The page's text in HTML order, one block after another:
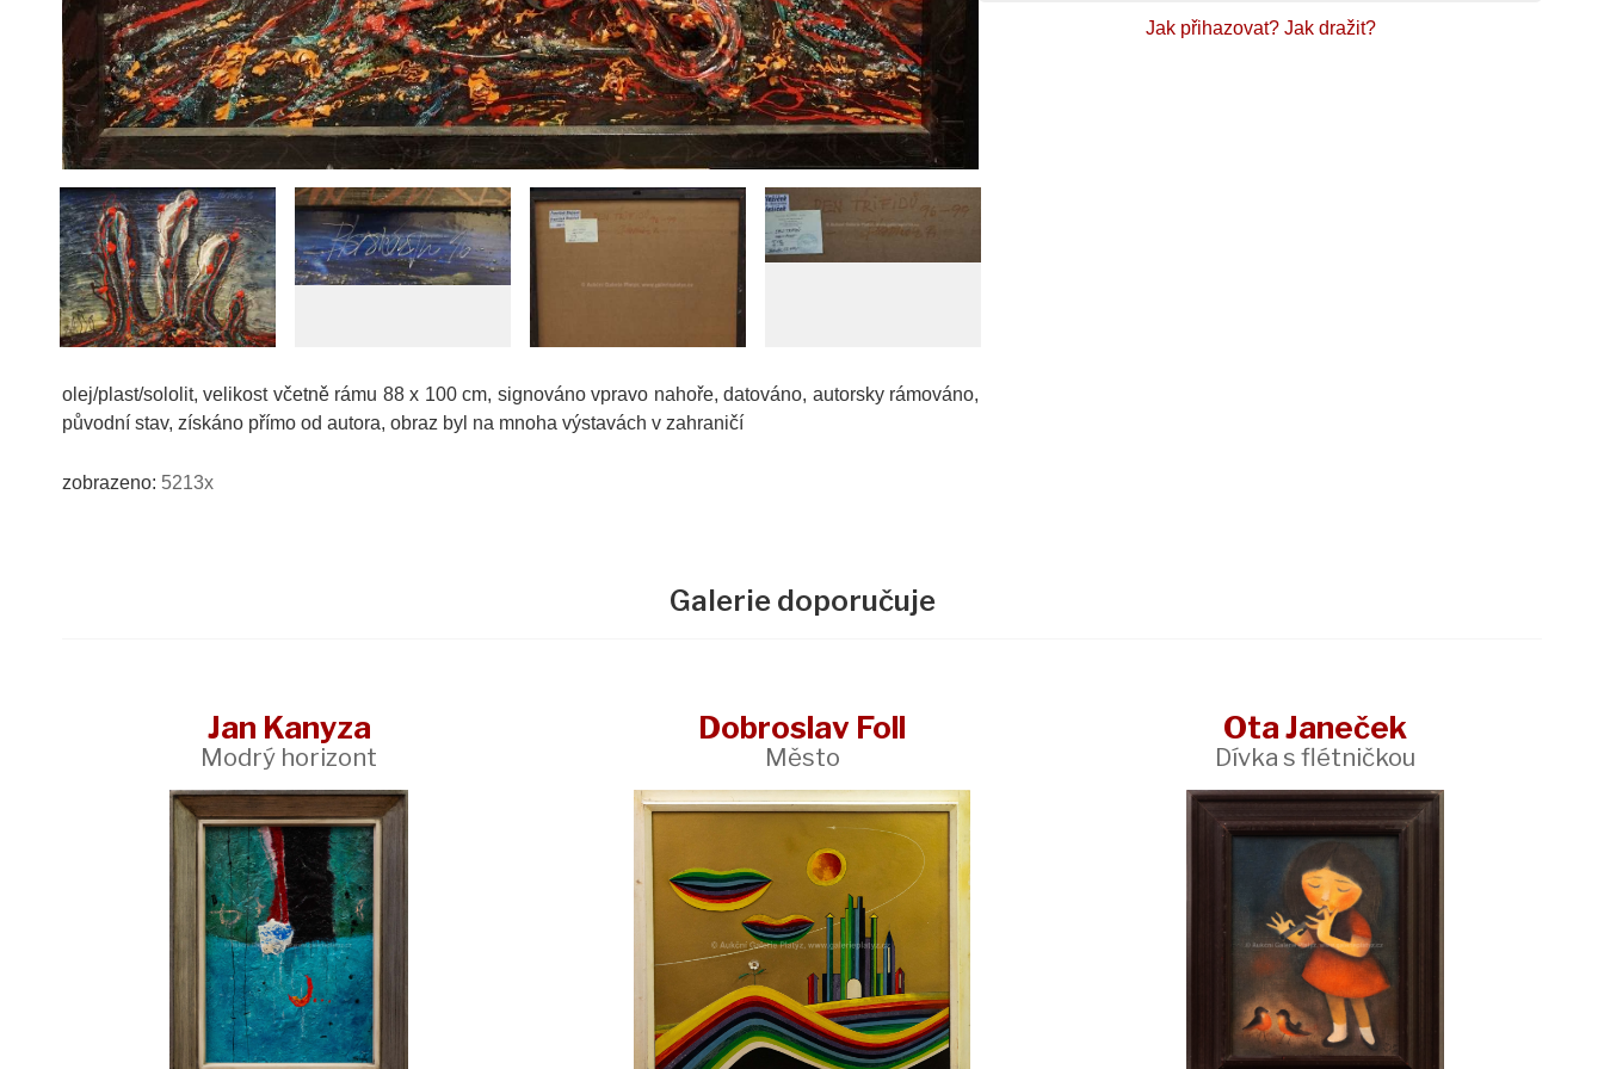
olej/plast/sololit, velikost včetně rámu 88 x 100 cm, signováno vpravo nahoře, datováno, autorsky rámováno,
původní stav, získáno přímo od autora, obraz byl na mnoha výstavách v zahraničí
zobrazeno: 5213x
Jak přihazovat? Jak dražit?
Galerie doporučuje
Jan Kanyza
Modrý horizont
Dobroslav Foll
Město
Ota Janeček
Dívka s flétničkou